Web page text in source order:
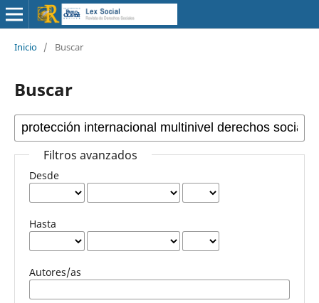
Inicio / Buscar
Buscar
Filtros avanzados
Desde
Hasta
Autores/as